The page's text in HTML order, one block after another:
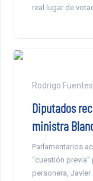
real lugar de
Rodrigo Fuentes
Diputados
ministra
Parlamentarios
“cuestión
personera,